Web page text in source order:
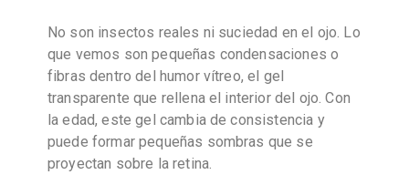
No son insectos reales ni suciedad en el ojo. Lo
que vemos son pequeñas condensaciones o
fibras dentro del humor vítreo, el gel
transparente que rellena el interior del ojo. Con
la edad, este gel cambia de consistencia y
puede formar pequeñas sombras que se
proyectan sobre la retina.